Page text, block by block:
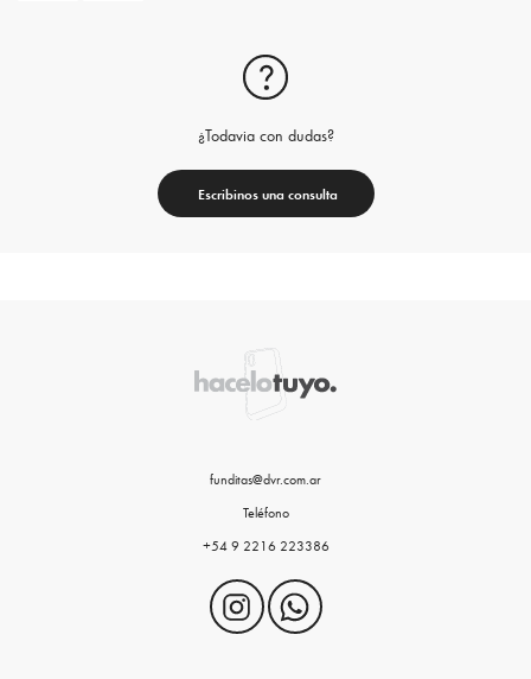
¿Todavia con dudas?
Escribinos una consulta
funditas@dvr.com.ar
Teléfono
+54 9 2216 223386